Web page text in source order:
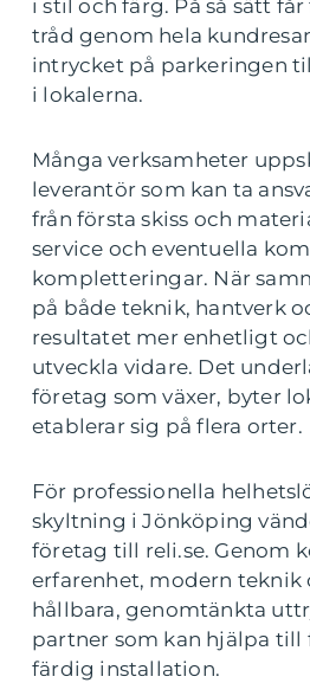
i stil och färg. På så sätt
tråd genom hela
intrycket på parkeringen
i lokalerna.
Många verksamheter
leverantör som kan ta
från första skiss och
service och eventuella
kompletteringar. När
på både teknik, hantverk
resultatet mer enhetligt
utveckla vidare. Det
företag som växer, byter
etablerar sig på flera orter.
För professionella
skyltning i Jönköping
företag till reli.se. Genom
erfarenhet, modern teknik
hållbara, genomtänkta
partner som kan hjälpa till
färdig installation.